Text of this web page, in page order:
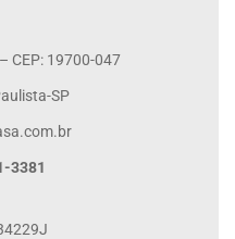
CEP: 19700-047
SP
3381